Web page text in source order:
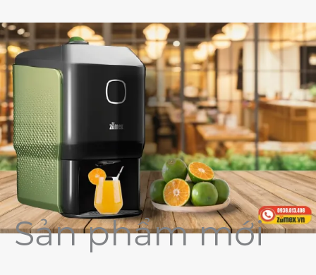
Sản phẩm mới